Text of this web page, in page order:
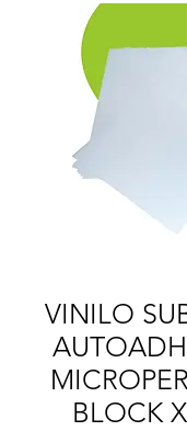
VINILO
BLOCK